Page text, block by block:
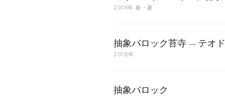
2019年 春・夏
抽象バロック苔寺 — テオ
2018年
抽象バロック